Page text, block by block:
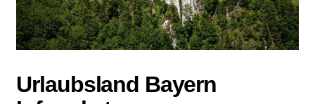
Urlaubsland Bayern